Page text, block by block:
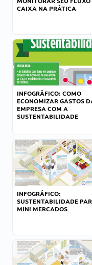
CAIXA NA PRÁTICA
INFOGRÁFICO: COMO
ECONOMIZAR GASTOS
EMPRESA COM A
SUSTENTABILIDADE
INFOGRÁFICO:
SUSTENTABILIDADE
MINI MERCADOS